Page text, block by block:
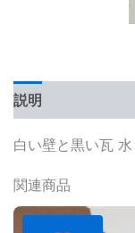
説明
白い壁と黒い瓦
関連商品